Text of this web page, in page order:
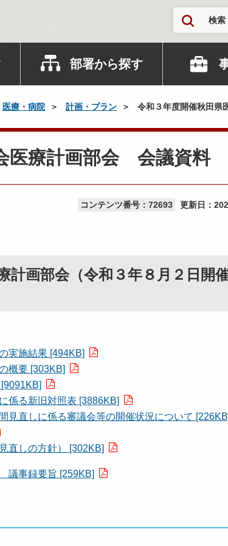
検索
部署から探す
医療・病院 計画・プラン 令和３年度開催秋田
医療計画部会 会議資料
コンテンツ番号：72693 更新日：
計画部会（令和３年８月２日開
実施結果 [494KB]
概要 [303KB]
係る新旧対照表 [3886KB]
直しに係る審議会等の開催状況について
直しの方針） [302KB]
議事録要旨 [259KB]